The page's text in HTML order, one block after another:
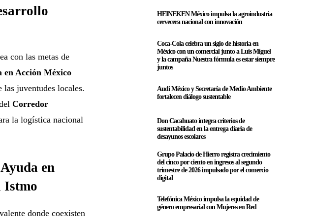
con las metas de
en Acción México
las juventudes locales.
Corredor
la logística nacional
en
Istmo
donde coexisten
HEINEKEN México impulsa la agroindustria
cervecera nacional con innovación
Coca-Cola celebra un siglo de historia en
México con un comercial junto a Luis Miguel
y la campaña Nuestra fórmula es estar siempre
juntos
Audi México y Secretaría de Medio Ambiente
fortalecen diálogo sustentable
Don Cacahuato integra criterios de
sustentabilidad en la entrega diaria de
desayunos escolares
Grupo Palacio de Hierro registra crecimiento
del cinco por ciento en ingresos al segundo
trimestre de 2026 impulsado por el comercio
digital
Telefónica México impulsa la equidad de
género empresarial con Mujeres en Red